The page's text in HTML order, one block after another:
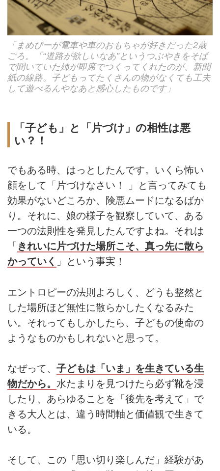
「まめぴーが電車や車のおもちゃが好きだった2歳
ごろ。「“道路が欲しいなあ”というつぶやきをそば
で聞いていた姉が即席でつくってくれたのが、新聞
紙の線路。子どもってたくさんの物がなくても工夫
して遊べるんやなあと感心したものです」
「子ども」と「片づけ」の相性は悪
い？！
でもある時、はっとしたんです。いくら怖い
顔をして「片づけなさい！ 」と言ってみても
効果がないどころか、険悪ムードになるばか
り。それに、娘の様子を観察していて、ある
一つの法則性を発見したんですよね。それは
「 きれいに片づけた場所こそ、真っ先に散ら
かっていく 」という事実！
エントロピーの法則よろしく、どうも整然と
した場所ほど無性に散らかしたくなるみた
い。それってもしかしたら、子どもの使命の
ようなものかもしれないと思って。
なぜって、 子どもは「いま」を生きている生
物だから。 水たまりを見つけたら必ず靴を浸
したり、あらゆることを「後先を考えて」で
きる大人とは、違う時間軸と価値観で生きて
いる。
そして、この「思い切り楽しんだ」経験があ